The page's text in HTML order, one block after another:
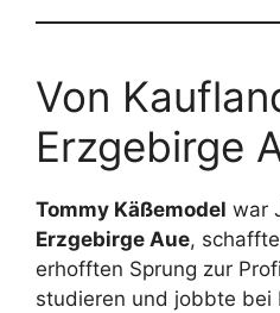
Von
Erzgebirge
Tommy Käßemodel war
Erzgebirge Aue,
erhofften Sprung zur
studieren und jobbte bei